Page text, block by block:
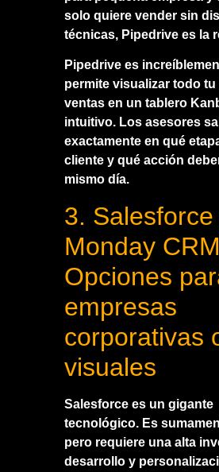
solo quiere vender sin
técnicas, Pipedrive es la
Pipedrive es
permite visualizar todo
ventas en un tablero
intuitivo. Los asesores
exactamente en qué
cliente y qué acción
mismo día.
3. Salesforce
Monday
Opciones
empresas
corporativas
visuales
Salesforce es un gigante
tecnológico. Es
pero requiere una alta
desarrollo y